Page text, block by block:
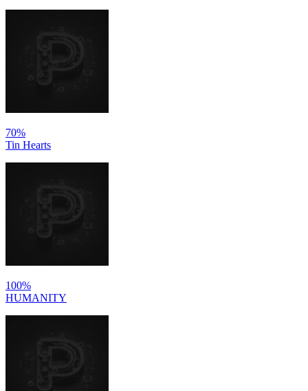
70%
Tin Hearts
100%
HUMANITY